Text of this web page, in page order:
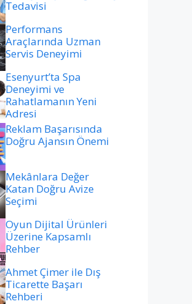
Tedavisi
Performans
Araçlarında Uzman
Servis Deneyimi
Esenyurt’ta Spa
Deneyimi ve
Rahatlamanın Yeni
Adresi
Reklam Başarısında
Doğru Ajansın Önemi
Mekânlara Değer
Katan Doğru Avize
Seçimi
Oyun Dijital Ürünleri
Üzerine Kapsamlı
Rehber
Ahmet Çimer ile Dış
Ticarette Başarı
Rehberi